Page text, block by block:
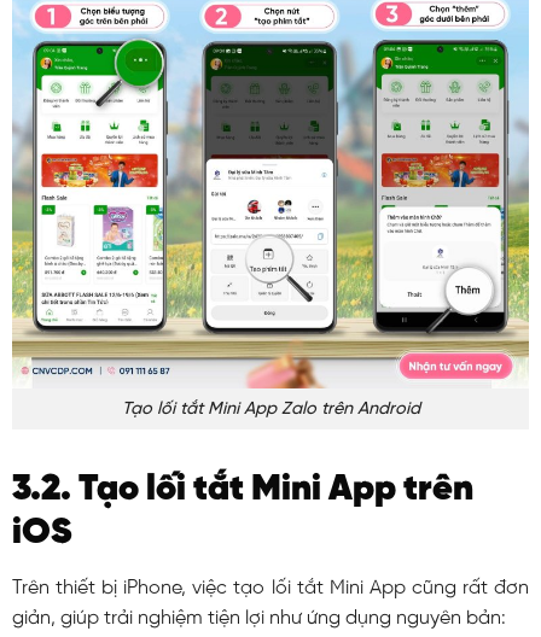
Tạo lối tắt Mini App Zalo trên Android
3.2. Tạo lối tắt Mini App trên
iOS
Trên thiết bị iPhone, việc tạo lối tắt Mini App cũng rất đơn
giản, giúp trải nghiệm tiện lợi như ứng dụng nguyên bản: